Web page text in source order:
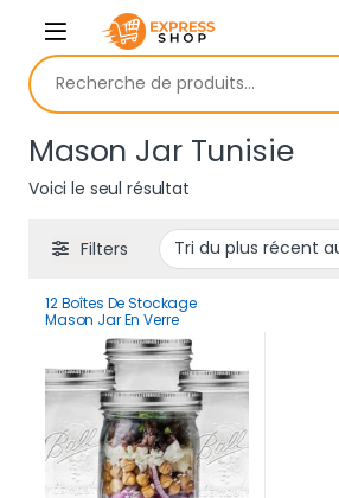
Skip to navigation
Skip to content
Recherche pour :
Mason Jar Tunisie
Voici le seul résultat
Filters
12 Boîtes De Stockage
Mason Jar En Verre
Hermétique 480 ml
Multifonction Haute Qualité